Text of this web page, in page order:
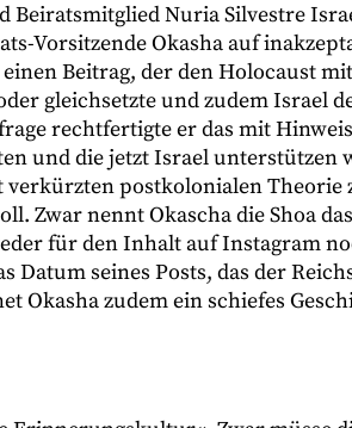
Nuria Silvestre
Vorsitzende Okasha auf
Beitrag, der den Holocaust
gleichsetzte und zudem Israel
rechtfertigte er das mit
und die jetzt Israel unterstützen
postkolonialen Theorie
Zwar nennt Okascha die Shoa
für den Inhalt auf Instagram
Datum seines Posts, das der
Okasha zudem ein schiefes